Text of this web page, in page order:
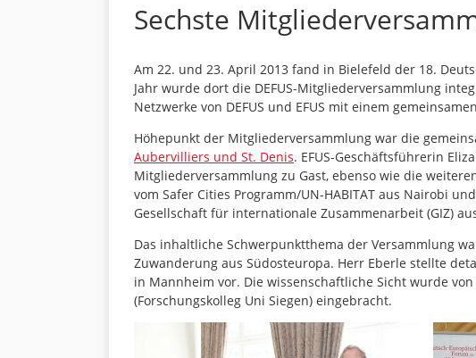
Sechste
Am 22. und 23. April 2013 fand in Bielefeld der 18.
Jahr wurde dort die DEFUS-Mitgliederversammlung
Netzwerke von DEFUS und EFUS mit einem
Höhepunkt der Mitgliederversammlung war die
Aubervilliers und St. Denis. EFUS-Geschäftsführerin
Mitgliederversammlung zu Gast, ebenso wie die
vom Safer Cities Programm/UN-HABITAT aus Nairobi
Gesellschaft für internationale Zusammenarbeit (GIZ)
Das inhaltliche Schwerpunktthema der Versammlung
Zuwanderung aus Südosteuropa. Herr Eberle stellte
in Mannheim vor. Die wissenschaftliche Sicht wurde von
(Forschungskolleg Uni Siegen) eingebracht.